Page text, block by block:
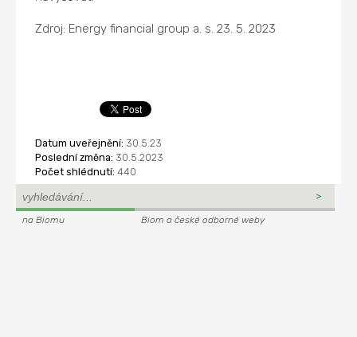
Zdroj: Energy financial group a. s. 23. 5. 2023
Datum uveřejnění: 30.5.23
Poslední změna: 30.5.2023
Počet shlédnutí: 440
na Biomu Biom a české odborné weby